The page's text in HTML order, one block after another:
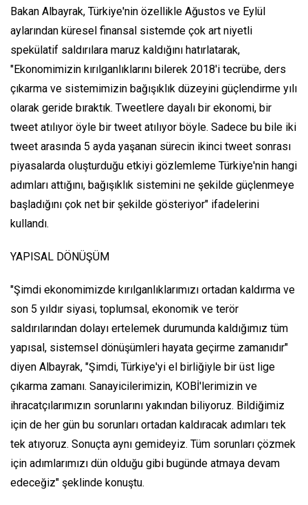
Bakan Albayrak, Türkiye'nin özellikle Ağustos ve Eylül
aylarından küresel finansal sistemde çok art niyetli
spekülatif saldırılara maruz kaldığını hatırlatarak,
"Ekonomimizin kırılganlıklarını bilerek 2018'i tecrübe, ders
çıkarma ve sistemimizin bağışıklık düzeyini güçlendirme yılı
olarak geride bıraktık. Tweetlere dayalı bir ekonomi, bir
tweet atılıyor öyle bir tweet atılıyor böyle. Sadece bu bile iki
tweet arasında 5 ayda yaşanan sürecin ikinci tweet sonrası
piyasalarda oluşturduğu etkiyi gözlemleme Türkiye'nin hangi
adımları attığını, bağışıklık sistemini ne şekilde güçlenmeye
başladığını çok net bir şekilde gösteriyor" ifadelerini
kullandı.
YAPISAL DÖNÜŞÜM
"Şimdi ekonomimizde kırılganlıklarımızı ortadan kaldırma ve
son 5 yıldır siyasi, toplumsal, ekonomik ve terör
saldırılarından dolayı ertelemek durumunda kaldığımız tüm
yapısal, sistemsel dönüşümleri hayata geçirme zamanıdır"
diyen Albayrak, "Şimdi, Türkiye'yi el birliğiyle bir üst lige
çıkarma zamanı. Sanayicilerimizin, KOBİ'lerimizin ve
ihracatçılarımızın sorunlarını yakından biliyoruz. Bildiğimiz
için de her gün bu sorunları ortadan kaldıracak adımları tek
tek atıyoruz. Sonuçta aynı gemideyiz. Tüm sorunları çözmek
için adımlarımızı dün olduğu gibi bugünde atmaya devam
edeceğiz" şeklinde konuştu.